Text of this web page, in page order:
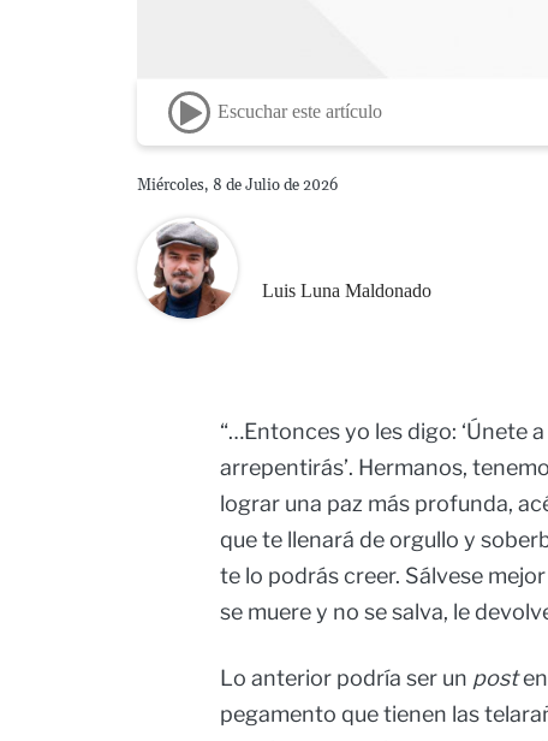
Escuchar este artículo
Miércoles, 8 de Julio de 2026
Luis Luna Maldonado
“…Entonces yo les digo: ‘Únete
arrepentirás’. Hermanos,
lograr una paz más profunda,
que te llenará de orgullo y
te lo podrás creer. Sálvese
se muere y no se salva, le
Lo anterior podría ser un post
pegamento que tienen las